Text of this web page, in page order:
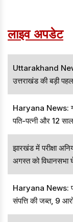
लाइव अपडेट
Uttarakhand
उत्तराखंड की बड़ी
Haryana News:
पति-पत्नी और 12 साल
अंजाम
झारखंड में परीक्षा
अगस्त को विधानसभा
Haryana News:
संपत्ति की जब्त, 9